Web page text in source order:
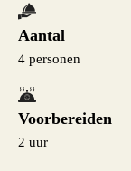
Aantal
4 personen
Voorbereiden
2 uur